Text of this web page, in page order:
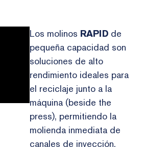
Los molinos RAPID de
pequeña capacidad son
soluciones de alto
rendimiento ideales para
el reciclaje junto a la
máquina (beside the
press), permitiendo la
molienda inmediata de
canales de inyección,